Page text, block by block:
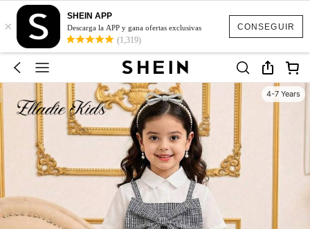
CONSEGUIR
×
SHEIN APP
Descarga la APP y gana ofertas exclusivas
(1,319)
4-7 Years